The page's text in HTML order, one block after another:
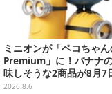
ミニオンが「ペコちゃ
Premium」に！バナナ
味しそうな2商品が8月7
可愛いパッケージも必見
2026.8.6